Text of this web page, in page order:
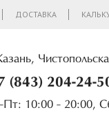
ДОСТАВКА
(843) 204-24-
Пт: 10:00 - 20:00,